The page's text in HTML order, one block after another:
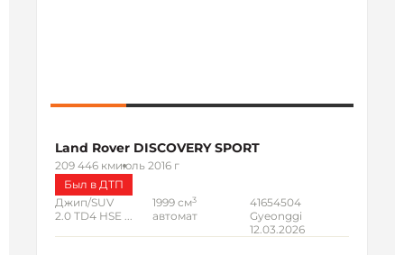
Land Rover DISCOVERY SPORT
209 446 кмиюль 2016 г
Был в ДТП
Джип/SUV
2.0 TD4 HSE ...
1999 см3
автомат
41654504
Gyeonggi
12.03.2026